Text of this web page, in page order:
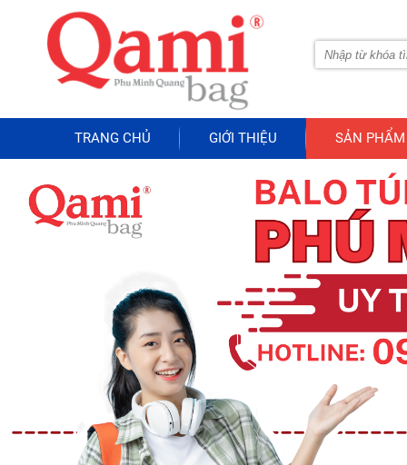
TRANG CHỦ GIỚI THIỆU SẢN PHẨM